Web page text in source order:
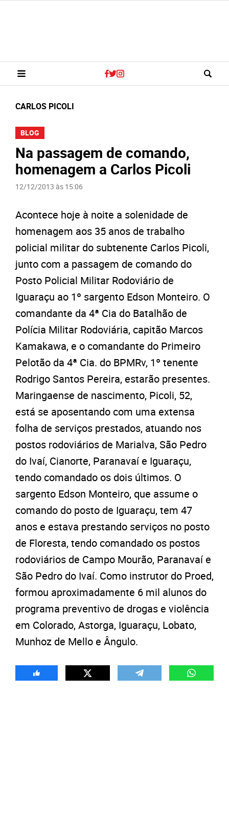
CARLOS PICOLI
BLOG
Na passagem de comando,
homenagem a Carlos Picoli
12/12/2013 às 15:06
Acontece hoje à noite a solenidade de
homenagem aos 35 anos de trabalho
policial militar do subtenente Carlos Picoli,
junto com a passagem de comando do
Posto Policial Militar Rodoviário de
Iguaraçu ao 1º sargento Edson Monteiro. O
comandante da 4ª Cia do Batalhão de
Polícia Militar Rodoviária, capitão Marcos
Kamakawa, e o comandante do Primeiro
Pelotão da 4ª Cia. do BPMRv, 1º tenente
Rodrigo Santos Pereira, estarão presentes.
Maringaense de nascimento, Picoli, 52,
está se aposentando com uma extensa
folha de serviços prestados, atuando nos
postos rodoviários de Marialva, São Pedro
do Ivaí, Cianorte, Paranavaí e Iguaraçu,
tendo comandado os dois últimos. O
sargento Edson Monteiro, que assume o
comando do posto de Iguaraçu, tem 47
anos e estava prestando serviços no posto
de Floresta, tendo comandado os postos
rodoviários de Campo Mourão, Paranavaí e
São Pedro do Ivaí. Como instrutor do Proed,
formou aproximadamente 6 mil alunos do
programa preventivo de drogas e violência
em Colorado, Astorga, Iguaraçu, Lobato,
Munhoz de Mello e Ângulo.